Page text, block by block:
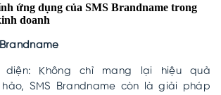
ứng dụng của SMS Brandname trong
doanh
diện: Không chỉ mang lại hiệu quả
SMS Brandname còn là giải pháp